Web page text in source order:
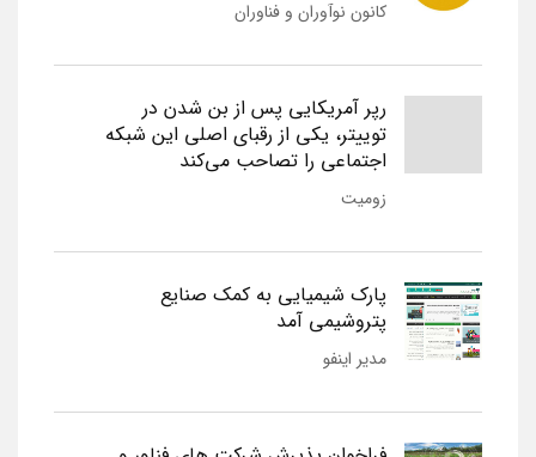
کانون نوآوران و فناوران
رپر آمریکایی پس از بن شدن در
توییتر، یکی از رقبای اصلی این شبکه
اجتماعی را تصاحب می‌کند
زومیت
پارک شیمیایی به کمک صنایع
پتروشیمی آمد
مدیر اینفو